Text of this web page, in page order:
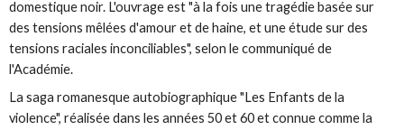
domestique noir. L'ouvrage est "à la fois une tragédie basée sur
des tensions mêlées d'amour et de haine, et une étude sur des
tensions raciales inconciliables", selon le communiqué de
l'Académie.
La saga romanesque autobiographique "Les Enfants de la
violence", réalisée dans les années 50 et 60 et connue comme la